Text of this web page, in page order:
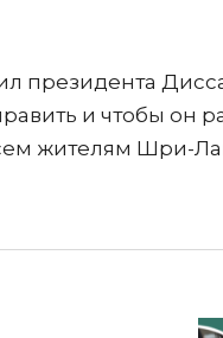
президента
и чтобы он
жителям Шри-